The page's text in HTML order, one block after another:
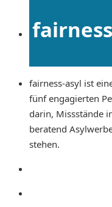
fairness-asyl ist
fünf engagierten
darin, Missstände
beratend
stehen.